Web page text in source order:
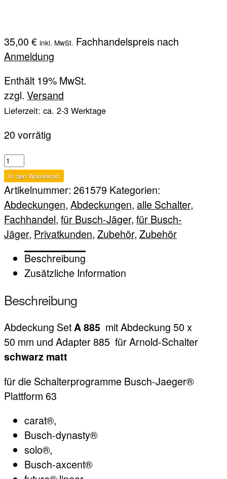
35,00 € inkl. MwSt. Fachhandelspreis nach
Anmeldung
Enthält 19% MwSt.
zzgl. Versand
Lieferzeit: ca. 2-3 Werktage
20 vorrätig
A
885
Menge
In den Warenkorb
Artikelnummer: 261579 Kategorien:
Abdeckungen, Abdeckungen, alle Schalter,
Fachhandel, für Busch-Jäger, für Busch-
Jäger, Privatkunden, Zubehör, Zubehör
Beschreibung
Zusätzliche Information
Beschreibung
Abdeckung SetA 885 mit Abdeckung 50 x
50 mm und Adapter 885 für Arnold-Schalter
schwarz matt
für die Schalterprogramme Busch-Jaeger®
Plattform 63
carat®,
Busch-dynasty®
solo®,
Busch-axcent®